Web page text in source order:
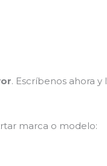
. Escríbenos ahora
marca o modelo: